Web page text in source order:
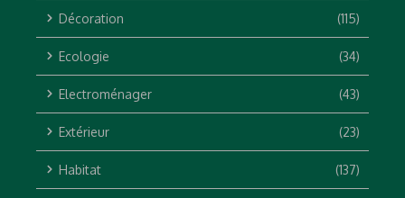
Décoration (115)
Ecologie (34)
Electroménager (43)
Extérieur (23)
Habitat (137)